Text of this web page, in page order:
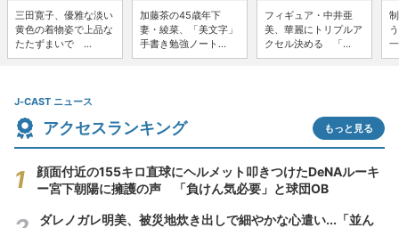
三田寛子、優雅な淡い
黄色の着物姿で上品な
たたずまいで ...
加藤茶の45歳年下
妻・綾菜、「美文字」
手書き勉強ノート...
フィギュア・中井亜
美、華麗にトリプルア
クセル決める 「...
J-CAST ニュース
アクセスランキング もっと見る
顔面付近の155キロ直球にヘルメット叩きつけたDeNAルーキ
ー宮下朝陽に擁護の声 「負けん気必要」と球団OB
ダレノガレ明美、被災地炊き出しで細やかな心遣い...「並ん